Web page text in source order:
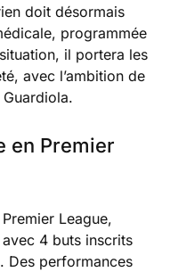
doit désormais
programmée
il portera les
avec l’ambition de
en Premier
League,
avec 4 buts inscrits
Des performances